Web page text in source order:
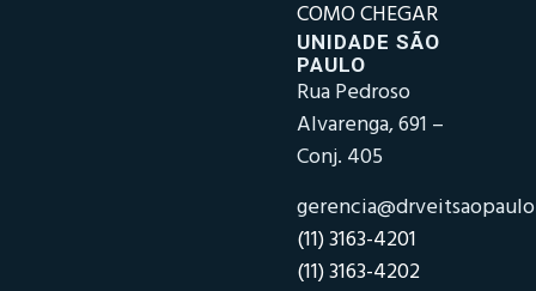
COMO CHEGAR
UNIDADE SÃO
PAULO
Rua Pedroso
Alvarenga, 691 –
Conj. 405
(11) 3163-4201
(11) 3163-4202